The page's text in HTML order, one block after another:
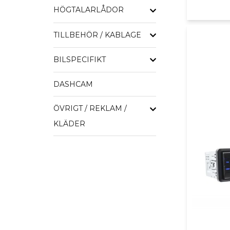
HÖGTALARLÅDOR
TILLBEHÖR / KABLAGE
BILSPECIFIKT
DASHCAM
ÖVRIGT / REKLAM /
KLÄDER